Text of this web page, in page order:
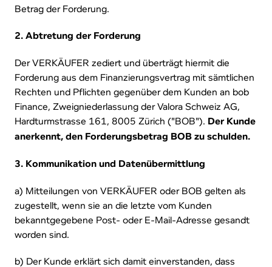
Betrag der Forderung.
2. Abtretung der Forderung
Der VERKÄUFER zediert und überträgt hiermit die
Forderung aus dem Finanzierungsvertrag mit sämtlichen
Rechten und Pflichten gegenüber dem Kunden an bob
Finance, Zweigniederlassung der Valora Schweiz AG,
Hardturmstrasse 161, 8005 Zürich ("BOB"). Der Kunde
anerkennt, den Forderungsbetrag BOB zu schulden.
3. Kommunikation und Datenübermittlung
a) Mitteilungen von VERKÄUFER oder BOB gelten als
zugestellt, wenn sie an die letzte vom Kunden
bekanntgegebene Post- oder E-Mail-Adresse gesandt
worden sind.
b) Der Kunde erklärt sich damit einverstanden, dass